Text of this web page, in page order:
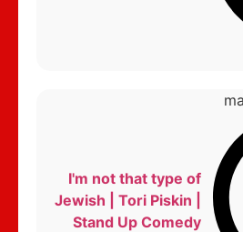
I'm not that type of
Jewish | Tori Piskin |
Stand Up Comedy